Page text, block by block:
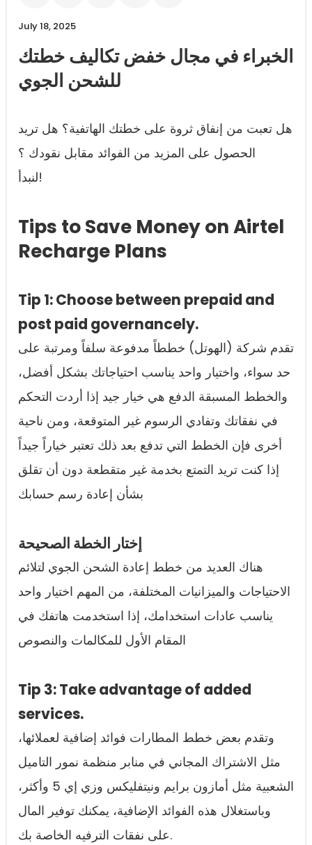
July 18, 2025
الخبراء في مجال خفض تكاليف خطتك
للشحن الجوي
هل تعبت من إنفاق ثروة على خطتك الهاتفية؟ هل تريد
الحصول على المزيد من الفوائد مقابل نقودك ؟
لنبدأ!
Tips to Save Money on Airtel
Recharge Plans
Tip 1: Choose between prepaid and
post paid governancely.
تقدم شركة (الهوتل) خططاً مدفوعة سلفاً ومرتبة على
حد سواء، واختيار واحد يناسب احتياجاتك بشكل أفضل،
والخطط المسبقة الدفع هي خيار جيد إذا أردت التحكم
في نفقاتك وتفادي الرسوم غير المتوقعة، ومن ناحية
أخرى فإن الخطط التي تدفع بعد ذلك تعتبر خياراً جيداً
إذا كنت تريد التمتع بخدمة غير متقطعة دون أن تقلق
بشأن إعادة رسم حسابك
إختار الخطة الصحيحة
هناك العديد من خطط إعادة الشحن الجوي لتلائم
الاحتياجات والميزانيات المختلفة، من المهم اختيار واحد
يناسب عادات استخدامك، إذا استخدمت هاتفك في
المقام الأول للمكالمات والنصوص
Tip 3: Take advantage of added
services.
وتقدم بعض خطط المطارات فوائد إضافية لعملائها،
مثل الاشتراك المجاني في منابر منظمة نمور التاميل
الشعبية مثل أمازون برايم ونيتفليكس وزي إي 5 وأكثر،
وباستغلال هذه الفوائد الإضافية، يمكنك توفير المال
على نفقات الترفيه الخاصة بك.